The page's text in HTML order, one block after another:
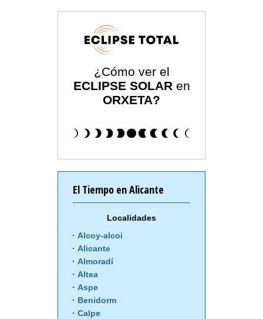
¿Cómo ver el
ECLIPSE SOLAR en
ORXETA?
El Tiempo en Alicante
Localidades
Alcoy-alcoi
Alicante
Almoradí
Altea
Aspe
Benidorm
Calpe